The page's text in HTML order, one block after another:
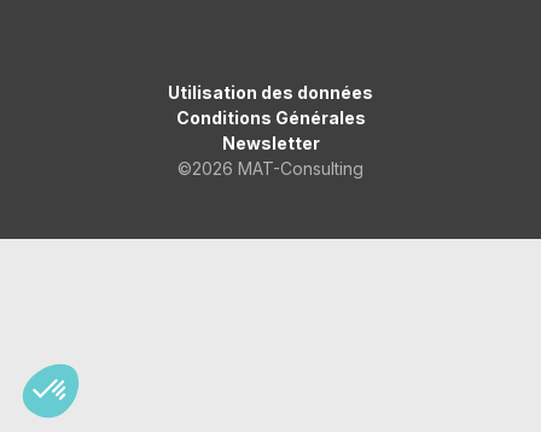
©2026 MAT-Consulting
Newsletter
Conditions Générales
Utilisation des données